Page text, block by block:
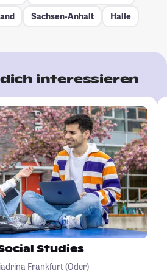
Sachsen-Anhalt Halle
interessieren
Studies
Frankfurt (Oder)